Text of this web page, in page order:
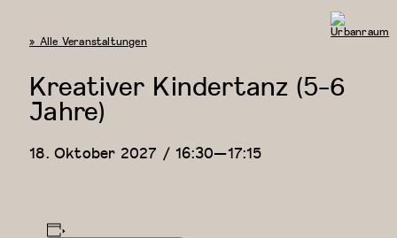
« Alle Veranstaltungen
Kreativer Kindertanz (5-6
Jahre)
18. Oktober 2027 / 16:30—17:15